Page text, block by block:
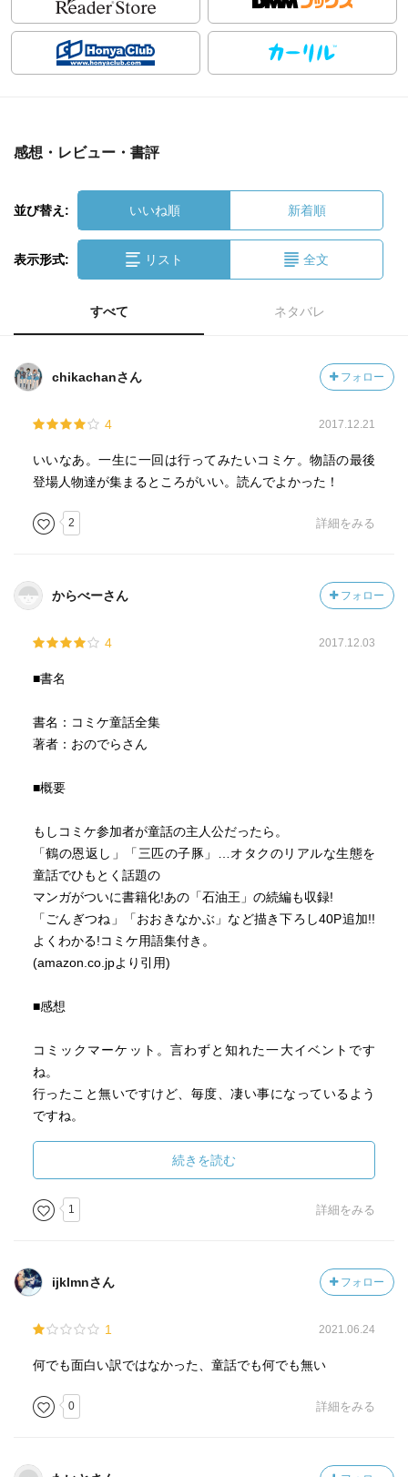
感想・レビュー・書評
並び替え: いいね順 新着順
表示形式: リスト 全文
すべて ネタバレ
chikachanさん フォロー
4 2017.12.21
いいなあ。一生に一回は行ってみたいコミケ。物語の最後
登場人物達が集まるところがいい。読んでよかった！
2 詳細をみる
からべーさん フォロー
4 2017.12.03
■書名
書名：コミケ童話全集
著者：おのでらさん
■概要
もしコミケ参加者が童話の主人公だったら。
「鶴の恩返し」「三匹の子豚」…オタクのリアルな生態を
童話でひもとく話題の
マンガがついに書籍化!あの「石油王」の続編も収録!
「ごんぎつね」「おおきなかぶ」など描き下ろし40P追加!!
よくわかる!コミケ用語集付き。
(amazon.co.jpより引用)
■感想
コミックマーケット。言わずと知れた一大イベントです
ね。
行ったこと無いですけど、毎度、凄い事になっているよう
ですね。
かなくてもいいかな～と
思うと同時に、「自分はそれほど興味が無いんだな～」と
毎年思わせてくれるイベント
です。
す。
どれほど沿っているか
分かりません。
実際に参加されている方は
もっと読んで楽しめるのだと思います。
コミケに参加している方には、オススメ本ですね。
続きを読む
1 詳細をみる
ijklmnさん フォロー
1 2021.06.24
何でも面白い訳ではなかった、童話でも何でも無い
0 詳細をみる